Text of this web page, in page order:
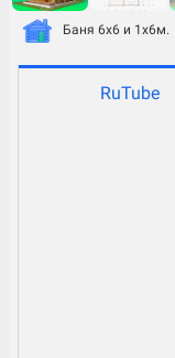
Баня 6х6 и 1х6м.
RuTube